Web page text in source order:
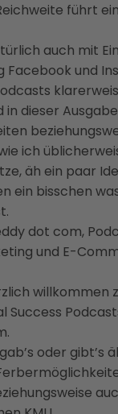
führt
auch mit
Facebook und
in dieser
ich
äh ein paar
ein bisschen
dot com,
und E-
willkommen
Success
oder gibt’s